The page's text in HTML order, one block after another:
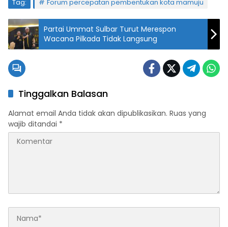
Tag: Forum percepatan pembentukan kota mamuju
Partai Ummat Sulbar Turut Merespon
Wacana Pilkada Tidak Langsung
Tinggalkan Balasan
Alamat email Anda tidak akan dipublikasikan. Ruas yang
wajib ditandai *